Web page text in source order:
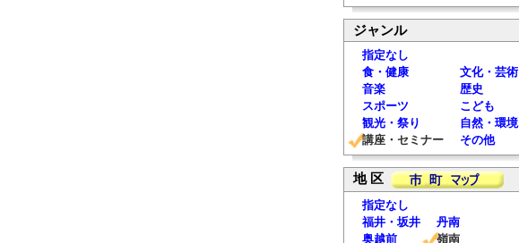
ジャンル
指定なし
食・健康
文化・芸術
音楽
歴史
スポーツ
こども
観光・祭り
自然・環境
講座・セミナー
その他
地 区
指定なし
福井・坂井
丹南
奥越前
嶺南